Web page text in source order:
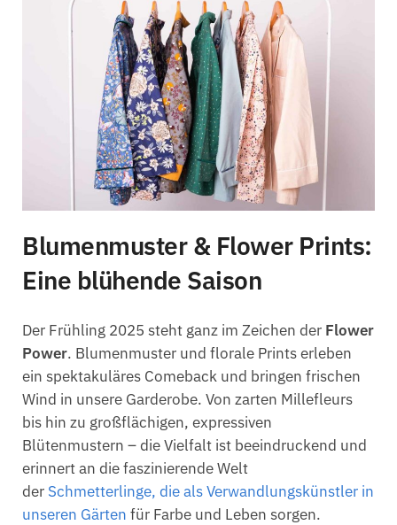
Blumenmuster & Flower Prints:
Eine blühende Saison
Der Frühling 2025 steht ganz im Zeichen der Flower
Power. Blumenmuster und florale Prints erleben
ein spektakuläres Comeback und bringen frischen
Wind in unsere Garderobe. Von zarten Millefleurs
bis hin zu großflächigen, expressiven
Blütenmustern – die Vielfalt ist beeindruckend und
erinnert an die faszinierende Welt
der Schmetterlinge, die als Verwandlungskünstler in
unseren Gärten für Farbe und Leben sorgen.